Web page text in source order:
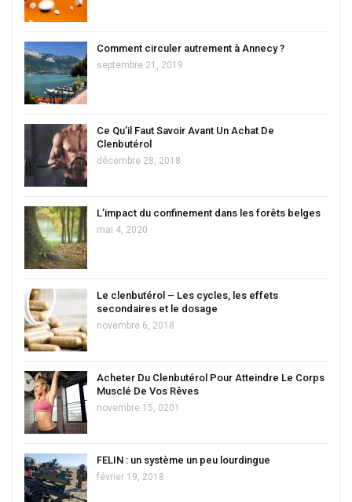
Comment circuler autrement à Annecy ?
septembre 21, 2019
Ce Qu’il Faut Savoir Avant Un Achat De
Clenbutérol
décembre 28, 2018
L’impact du confinement dans les forêts belges
mai 4, 2020
Le clenbutérol – Les cycles, les effets
secondaires et le dosage
novembre 6, 2018
Acheter Du Clenbutérol Pour Atteindre Le Corps
Musclé De Vos Rêves
novembre 15, 0201
FELIN : un système un peu lourdingue
février 19, 2018